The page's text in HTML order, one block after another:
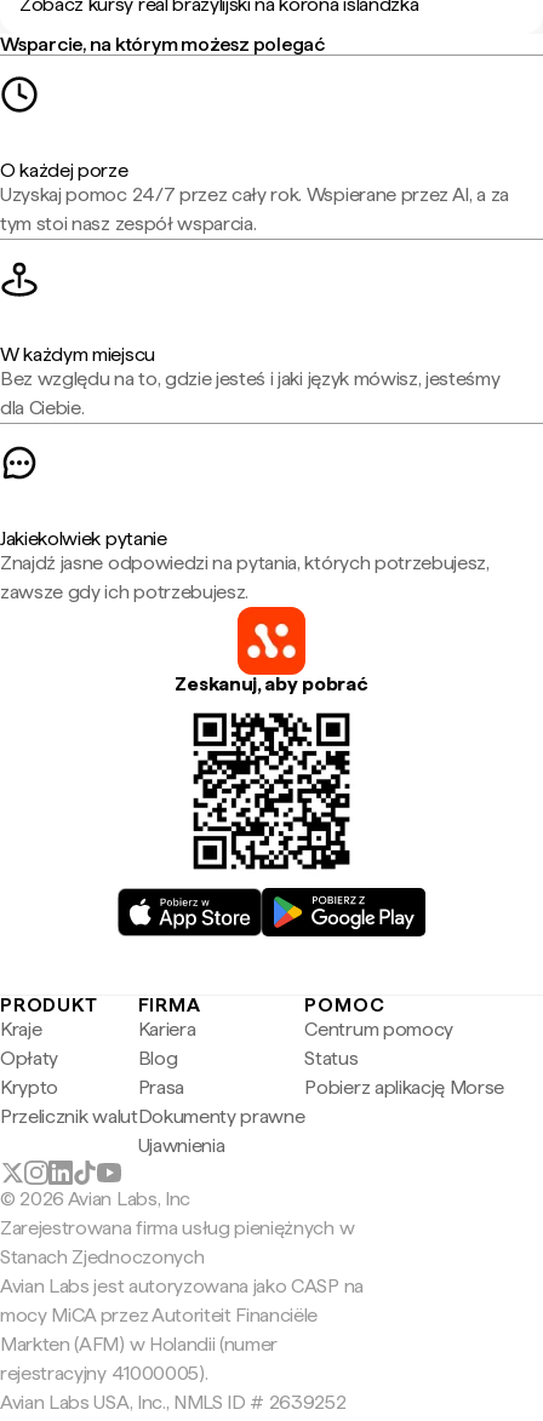
Wsparcie, na którym możesz polegać
O każdej porze
Uzyskaj pomoc 24/7 przez cały rok. Wspierane przez AI, a za
tym stoi nasz zespół wsparcia.
W każdym miejscu
Bez względu na to, gdzie jesteś i jaki język mówisz, jesteśmy
dla Ciebie.
Jakiekolwiek pytanie
Znajdź jasne odpowiedzi na pytania, których potrzebujesz,
zawsze gdy ich potrzebujesz.
Zeskanuj, aby pobrać
PRODUKT
Kraje
Opłaty
Krypto
Przelicznik walut
FIRMA
Kariera
Blog
Prasa
Dokumenty prawne
Ujawnienia
POMOC
Centrum pomocy
Status
Pobierz aplikację Morse
© 2026 Avian Labs, Inc
Zarejestrowana firma usług pieniężnych w
Stanach Zjednoczonych
Avian Labs jest autoryzowana jako CASP na
mocy MiCA przez Autoriteit Financiële
Markten (AFM) w Holandii (numer
rejestracyjny 41000005).
Avian Labs USA, Inc., NMLS ID # 2639252